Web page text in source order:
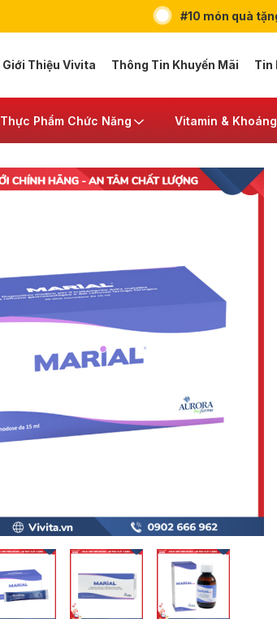
#10 món quà
Giới Thiệu Vivita Thông Tin Khuyến Mãi Tin
Thực Phẩm Chức Năng Vitamin &